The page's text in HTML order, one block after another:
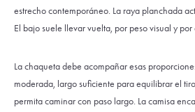
estrecho contemporáneo. La raya planchada
El bajo suele llevar vuelta, por peso visual y
La chaqueta debe acompañar esas
moderada, largo suficiente para equilibrar el
permita caminar con paso largo. La camisa